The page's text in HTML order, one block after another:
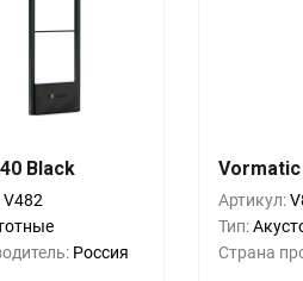
Black
V482
Россия
30 500
22 500₽
Vormatic
Артикул:
Тип:
Страна
1+
5+
10+